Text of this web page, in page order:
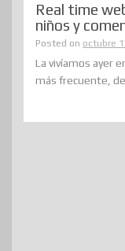
Real time
niños y
Posted on octubre
La vivíamos ayer
más frecuente,